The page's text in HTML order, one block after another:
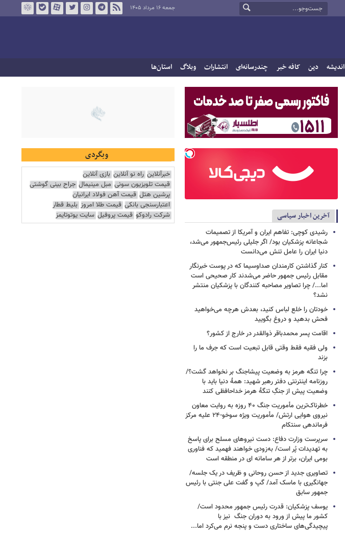
جمعه ۱۶ مرداد ۱۴۰۵
اندیشه دین کافه خبر چندرسانه‌ای انتشارات وبلاگ استان‌ها
آخرین اخبار سیاسی
رشیدی کوچی: تفاهم ایران و آمریکا از تصمیمات
شجاعانه پزشکیان بود/ اگر جلیلی رئیس‌جمهور می‌شد،
دنیا ایران را عامل تنش می‌دانست
کنار گذاشتن کارمندان صداوسیما که در پوست خبرنگار
مقابل رئیس جمهور حاضر می‌شدند کار صحیحی است
اما.../ چرا تصاویر مصاحبه کنندگان با پزشکیان منتشر
نشد؟
خودتان را خلع لباس کنید، بعدش هرچه می‌خواهید
فحش بدهید و دروغ بگویید
اقامت پسر محمدباقر ذوالقدر در خارج از کشور؟
ولی فقیه فقط وقتی قابل تبعیت است که جرف ما را
بزند
چرا تنگه هرمز به وضعیت پیشاجنگ بر نخواهد گشت؟/
روزنامه اینترنتی دفتر رهبر شهید: همۀ دنیا باید با
وضعیت پیش از جنگِ تنگۀ هرمز خداحافظی کنند
خطرناک‌ترین مأموریت جنگ ۴۰ روزه به روایت معاون
نیروی هوایی ارتش/ مأموریت ویژه سوخو-۲۴ علیه مرکز
فرماندهی سنتکام
سرپرست وزارت دفاع: دست نیروهای مسلح برای پاسخ
به تهدیدات پُر است/ به‌زودی خواهند فهمید که فناوری
بومی ایران، برتر از هر سامانه ای در منطقه است
تصاویری جدید از حسن روحانی و ظریف در یک جلسه/
جهانگیری با ماسک آمد/ گپ و گفت علی جنتی با رئیس
جمهور سابق
یوسف پزشکیان: قدرت رئیس‌ جمهور محدود است/
کشور ما پیش از ورود به دوران جنگ نیز با
پیچیدگی‌های ساختاری دست و پنجه نرم می‌کرد اما...
وبگردی
خبرآنلاین راه نو آنلاین بازی آنلاین
قیمت تلویزیون سونی مبل مینیمال جراح بینی گوشتی
پرشین هتل قیمت آهن فولاد ایرانیان
اعتبارسنجی بانکی قیمت طلا امروز بلیط قطار
شرکت رادوکو قیمت پروفیل سایت یوتوتایمز